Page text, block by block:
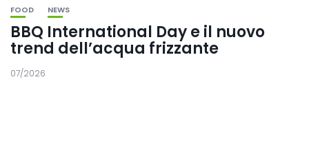
FOOD NEWS
BBQ International Day e il nuovo
trend dell’acqua frizzante
07/2026